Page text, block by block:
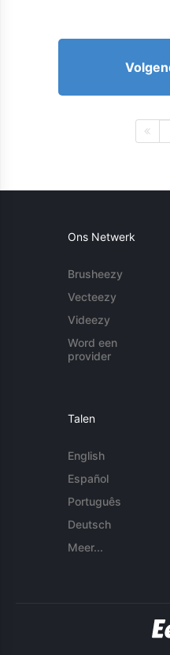
Ons Netwerk
Brusheezy
Vecteezy
Videezy
Word een
provider
Talen
English
Español
Português
Deutsch
Meer...